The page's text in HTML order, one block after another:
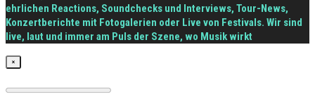
ehrlichen Reactions, Soundchecks und Interviews, Tour-News,
Konzertberichte mit Fotogalerien oder Live von Festivals. Wir sind
live, laut und immer am Puls der Szene, wo Musik wirkt
×